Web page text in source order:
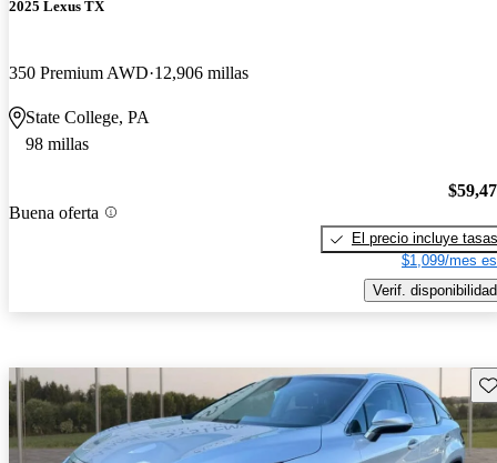
2025 Lexus TX
350 Premium AWD 12,906 millas
State College, PA
98 millas
Buena oferta
El precio incluye tasas
$1,099/mes
Verif. disponibilidad